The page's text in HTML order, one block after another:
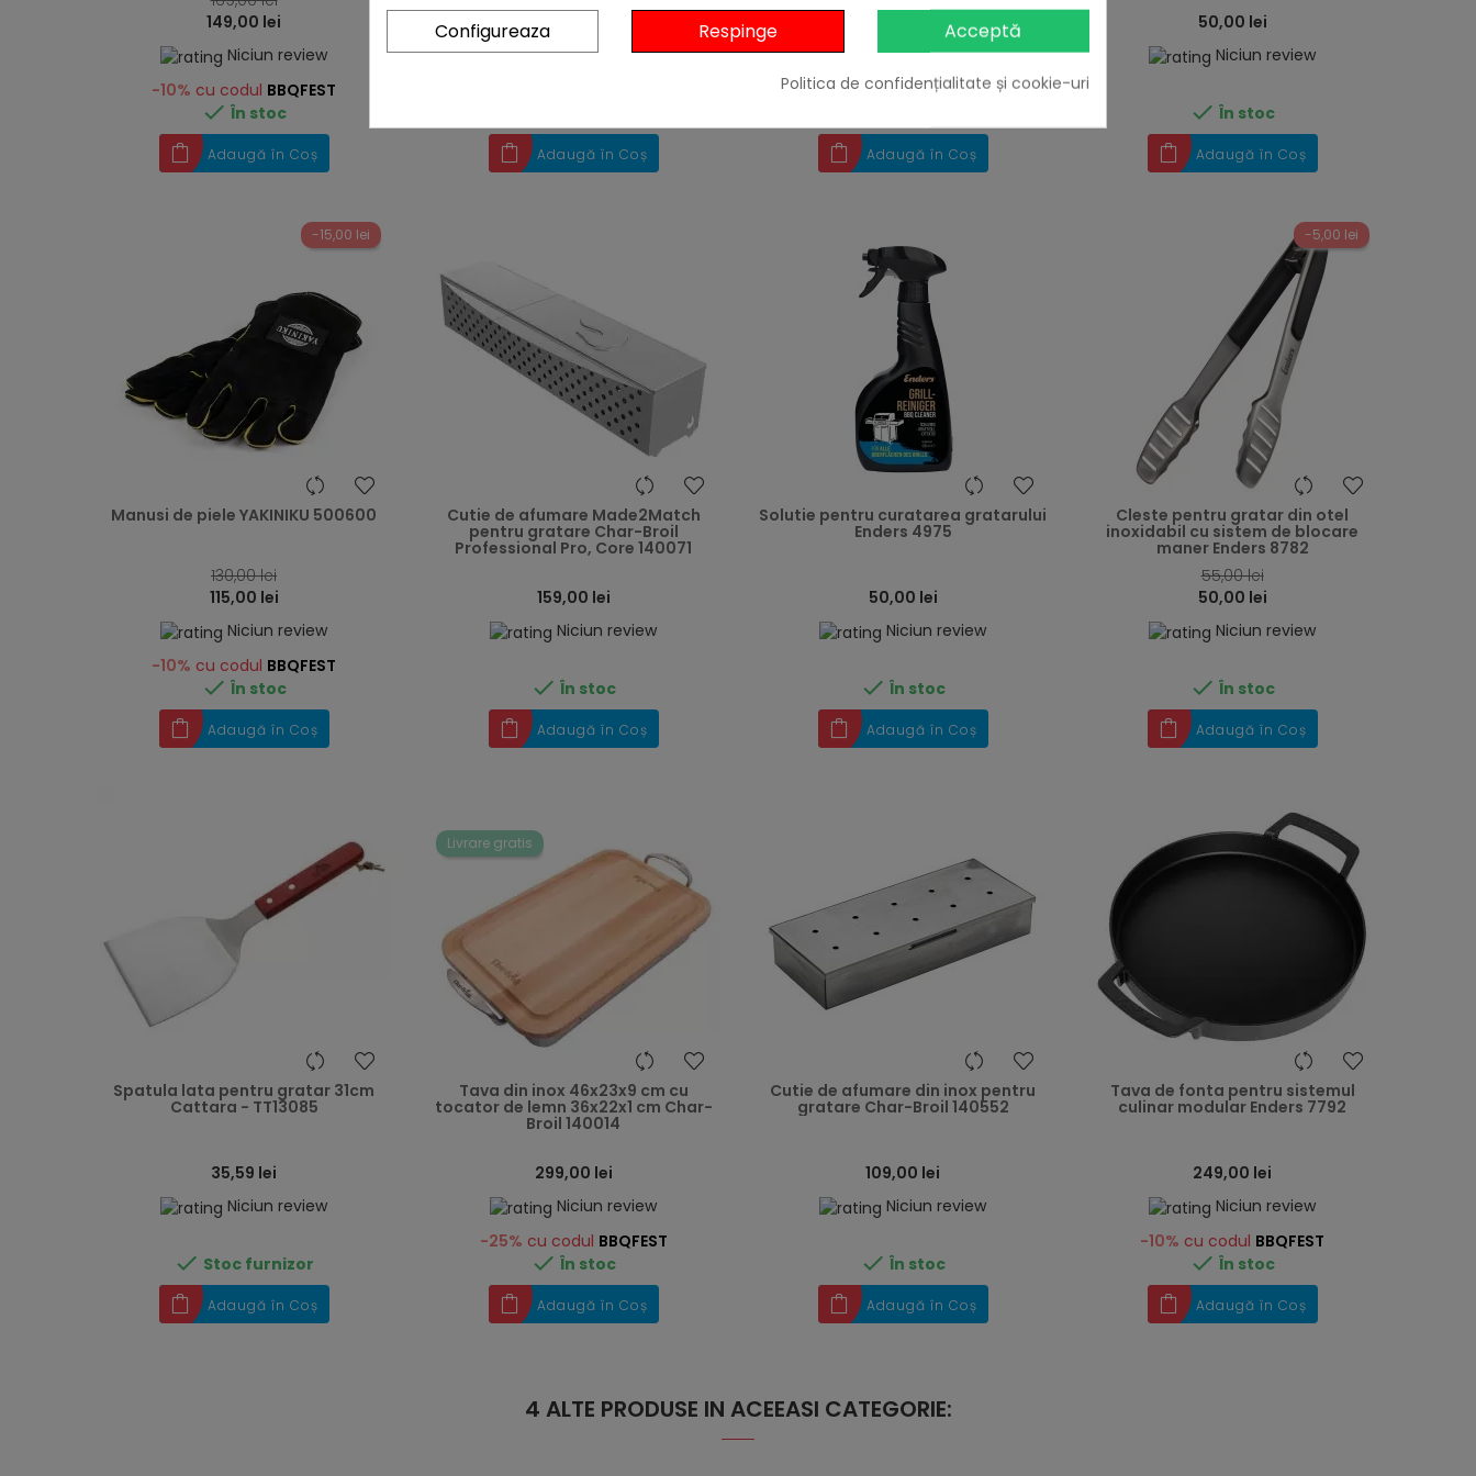
149,00 lei
Niciun review
-10% cu codul BBQFEST
 În stoc
Adaugă în Coș
139,00 lei
Niciun review
Adaugă în Coș
Niciun review
Adaugă în Coș
50,00 lei
Niciun review
 În stoc
Adaugă în Coș
-15,00 lei
heart
Manusi de piele YAKINIKU 500600
130,00 lei
115,00 lei
Niciun review
-10% cu codul BBQFEST
 În stoc
Adaugă în Coș
heart
Cutie de afumare Made2Match
pentru gratare Char-Broil
Professional Pro, Core 140071
159,00 lei
Niciun review
 În stoc
Adaugă în Coș
heart
Solutie pentru curatarea gratarului
Enders 4975
50,00 lei
Niciun review
 În stoc
Adaugă în Coș
-5,00 lei
heart
Cleste pentru gratar din otel
inoxidabil cu sistem de blocare
maner Enders 8782
55,00 lei
50,00 lei
Niciun review
 În stoc
Adaugă în Coș
heart
Spatula lata pentru gratar 31cm
Cattara - TT13085
35,59 lei
Niciun review
 Stoc furnizor
Adaugă în Coș
Livrare gratis
heart
Tava din inox 46x23x9 cm cu
tocator de lemn 36x22x1 cm Char-
Broil 140014
299,00 lei
Niciun review
-25% cu codul BBQFEST
 În stoc
Adaugă în Coș
heart
Cutie de afumare din inox pentru
gratare Char-Broil 140552
109,00 lei
Niciun review
 În stoc
Adaugă în Coș
heart
Tava de fonta pentru sistemul
culinar modular Enders 7792
249,00 lei
Niciun review
-10% cu codul BBQFEST
 În stoc
Adaugă în Coș
4 ALTE PRODUSE IN ACEEASI CATEGORIE:
Configureaza Respinge Acceptă
Politica de confidențialitate și cookie-uri